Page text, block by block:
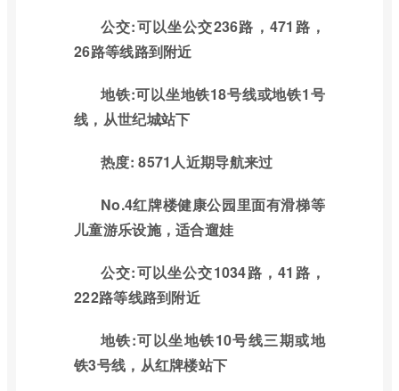
公交:可以坐公交236路，471路，
26路等线路到附近
地铁:可以坐地铁18号线或地铁1号
线，从世纪城站下
热度: 8571人近期导航来过
No.4红牌楼健康公园里面有滑梯等
儿童游乐设施，适合遛娃
公交:可以坐公交1034路，41路，
222路等线路到附近
地铁:可以坐地铁10号线三期或地
铁3号线，从红牌楼站下